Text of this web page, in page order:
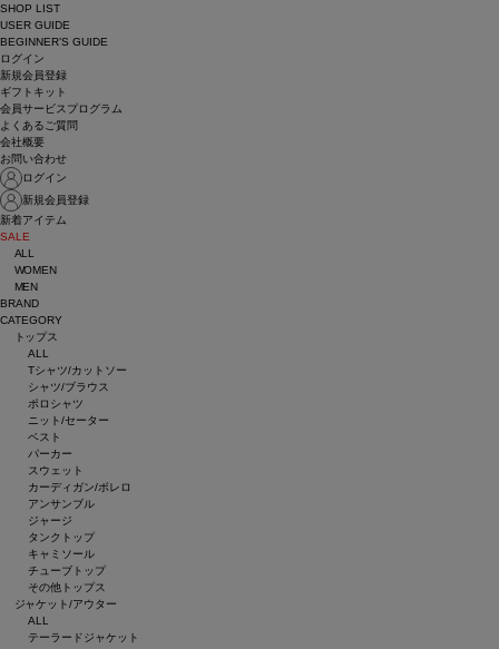
SHOP LIST
USER GUIDE
BEGINNER’S GUIDE
ログイン
新規会員登録
ギフトキット
会員サービスプログラム
よくあるご質問
会社概要
お問い合わせ
ログイン
新規会員登録
新着アイテム
SALE
ALL
WOMEN
MEN
BRAND
CATEGORY
トップス
ALL
Tシャツ/カットソー
シャツ/ブラウス
ポロシャツ
ニット/セーター
ベスト
パーカー
スウェット
カーディガン/ボレロ
アンサンブル
ジャージ
タンクトップ
キャミソール
チューブトップ
その他トップス
ジャケット/アウター
ALL
テーラードジャケット